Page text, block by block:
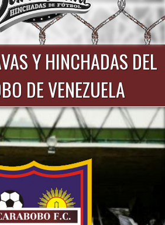
Y HINCHADAS DEL
DE VENEZUELA